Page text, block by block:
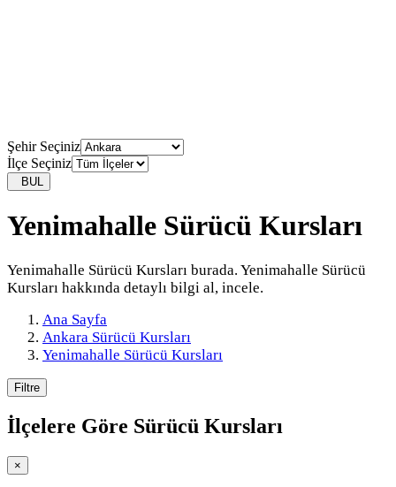
Şehir Seçiniz
İlçe Seçiniz
BUL
Yenimahalle Sürücü Kursları
Yenimahalle Sürücü Kursları burada. Yenimahalle Sürücü
Kursları hakkında detaylı bilgi al, incele.
Ana Sayfa
Ankara Sürücü Kursları
Yenimahalle Sürücü Kursları
Filtre
İlçelere Göre Sürücü Kursları
×